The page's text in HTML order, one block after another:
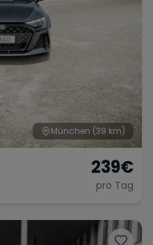
München (39 km)
239€
pro Tag